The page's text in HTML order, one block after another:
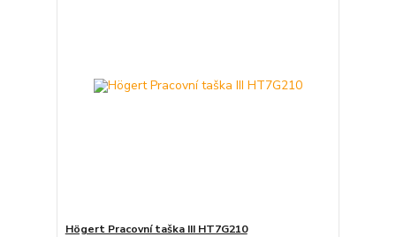
Högert Pracovní taška III HT7G210